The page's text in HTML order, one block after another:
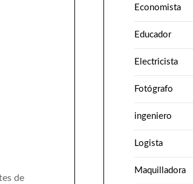
de
Economista
Educador
Electricista
Fotógrafo
ingeniero
Logista
Maquilladora